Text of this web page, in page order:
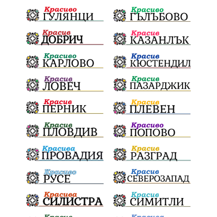
ШуменскаОбластГЕРБ БезЧадър
ШуменскоПлато Ветропаркове
ОбщинскиСъвет ИранБългария
Индустриализация
БългарскотоМашиностроене ПравилаЗаВсички
ТониСтораро НеправилноПаркиране Булинг
ЯнкаРупкина НародноТворчество
ЕлектроразпределениеСевер